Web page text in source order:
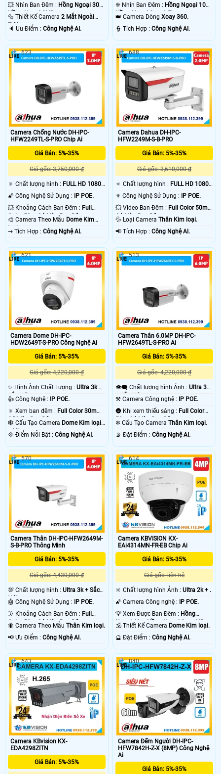
💥 Nhìn Ban Đêm : Hồng Ngoại 30m
Hồng Ngoại SMD.
🔩 Thiết Kế Camera 2 Mắt Ngoài
Trời.
️🔈 Ưu Điểm : Công Nghệ AI.
❈ Nhìn Ban Đêm : Hồng Ngoại 10m
Hồng Ngoại Smart IR.
👑 Camera DòngXoay 360.
️👮 Tích Hợp :Công Nghệ AI.
Camera Chống Nước DH-IPC-
HFW2249TL-S-PRO Chip Ai
Giá Bán: 5%-35%
Giá gốc: 3,750,000 ₫
🔅 Chất lượng hình : FULL HD 1080P
🌠 Công Nghệ Sử Dụng :
IP POE.
💥 Khoảng Cách Ban Đêm : Full
Color 50m Có Màu Ban Ðêm.
🎨 Camera Theo Mẫu Dome Kim
loại.
️⇝ Tích Hợp : Công Nghệ AI.
623
Camera Dahua DH-IPC-
HFW2249M-S-B-PRO
Giá Bán: 5%-35%
Giá gốc: 3,610,000 ₫
🔅 Chất lượng hình : FULL HD 1080P
⚜️ Công Nghệ Sử Dụng :
IP POE.
💥 Video Ban Đêm : Full Color 50m
Có Màu Ban Ðêm.
💦 Loại CameraThân Kim loại.
️📢 Tích Hợp :Công Nghệ AI.
688
Camera Dome DH-IPC-
HDW2649T-S-PRO Công Nghệ Ai
Giá Bán: 5%-35%
Giá gốc: 4,220,000 ₫
✨ Hình Ành Chất Lượng : Ultra 3k +
Sắc Nét .
👍 Công Nghệ : IP POE.
🔅 Xem ban đêm : Full Color 30m
Có Màu Ban Ðêm.
🕸️ Cấu Tạo Camera Dome Kim loại
+ Nhựa.
️💠 Điểm Nỗi Bật : Công Nghệ AI.
621
Camera Thân 6.0MP DH-IPC-
HFW2649TL-S-PRO Ai
Giá Bán: 5%-35%
Giá gốc: 4,220,000 ₫
👁️‍🗨 Chất lượng hình Ảnh :Ultra 3k
+ Sắc Nét .
⚒ Camera Công nghệ : IP POE.
🌚 Khi xem thiếu sáng : Full Color
50m Có Màu Ban Ðêm.
❄ Cấu Tạo CameraThân Kim loại.
️📡 Đặt Điểm :Công Nghệ AI.
513
Camera Thân DH-IPC-HFW2649M-
S-B-PRO Thông Minh
Giá Bán: 5%-35%
Giá gốc: 4,430,000 ₫
💯 Chất lượng hình : Ultra 3k + Sắc
Nét .
🤖️ Công Nghệ Sử Dụng :
IP POE.
🌛 Khoảng Cách Ban Đêm : Full
Color 50m Có Màu Ban Ðêm.
🐜 Camera Theo Mẫu Thân Kim loại.
️📢 Ưu Điểm : Công Nghệ AI.
570
Camera KBVISION KX-
EAi4314MN-FR-EB Chip Ai
Giá Bán: 5%-35%
Giá gốc: liên hệ
🔆 Chất lượng hình Ảnh :Ultra 2k + .
🌠 Camera Công nghệ :
IP POE.
💡 Xem Được Ban Đêm : Hồng
Ngoại 40m Hồng Ngoại Smart IR.
🕉️ Thiết Kế Camera Dome Kim loại.
️🔮 Đặt Điểm :Công Nghệ AI.
614
Camera KBvision KX-
EDA4298ZITN
Giá Bán: 5%-35%
643
Camera Đếm Người DH-IPC-
HFW7842H-Z-X (8MP) Công Nghệ
Ai
Giá Bán: 5%-35%
840